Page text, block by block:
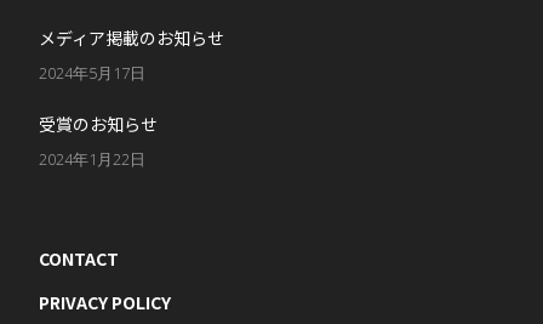
メディア掲載のお知らせ
2024年5月17日
受賞のお知らせ
2024年1月22日
CONTACT
PRIVACY POLICY